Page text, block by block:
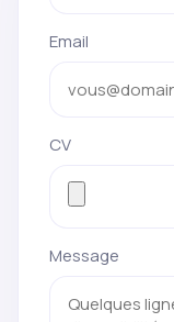
Email
CV
Message